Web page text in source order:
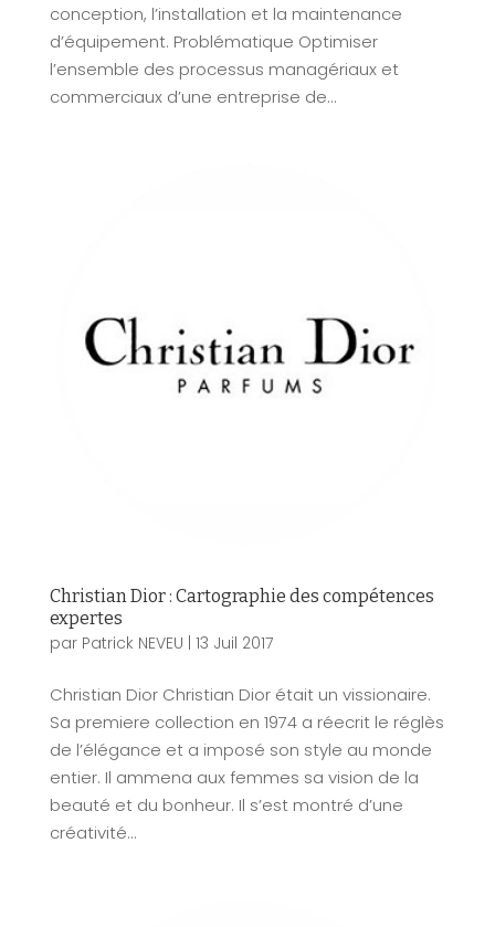
conception, l’installation et la maintenance
d’équipement. Problématique Optimiser
l’ensemble des processus managériaux et
commerciaux d’une entreprise de...
Christian Dior : Cartographie des compétences
expertes
par Patrick NEVEU 13 Juil 2017
Christian Dior Christian Dior était un vissionaire.
Sa premiere collection en 1974 a réecrit le réglès
de l’élégance et a imposé son style au monde
entier. Il ammena aux femmes sa vision de la
beauté et du bonheur. Il s’est montré d’une
créativité...